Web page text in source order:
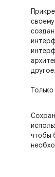
другое.
чтобы